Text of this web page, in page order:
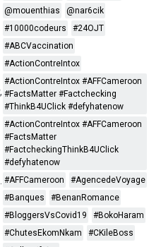
@mouenthias
@nar6cik
#10000codeurs
#24OJT
#ABCVaccination
#ActionContreIntox
#ActionContreIntox #AFFCameroon
#FactsMatter #Factchecking
#ThinkB4UClick #defyhatenow
#ActionContreIntox #AFFCameroon
#FactsMatter
#FactcheckingThinkB4UClick
#defyhatenow
#AFFCameroon
#AgencedeVoyage
#Banques
#BenanRomance
#BloggersVsCovid19
#BokoHaram
#ChutesEkomNkam
#CKileBoss